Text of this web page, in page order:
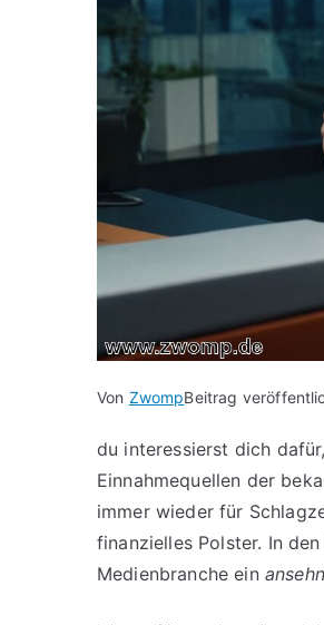
Von ZwompBeitrag
du interessierst dich
Einnahmequellen der
immer wieder für
finanzielles Polster. In
Medienbranche ein